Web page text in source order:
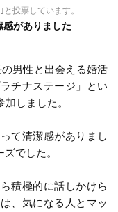
投票しています。
感がありました
男性と出会える婚活
チナステージ」とい
しました。
て清潔感がありまし
でした。
積極的に話しかけら
、気になる人とマッ